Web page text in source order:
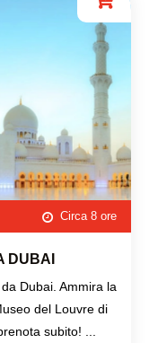
Circa 8 ore
DUBAI
Dubai. Ammira la
del Louvre di
subito! ...